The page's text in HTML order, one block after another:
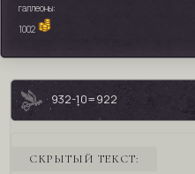
галлеоны:
1002
932-10=922
СКРЫТЫЙ ТЕКСТ: